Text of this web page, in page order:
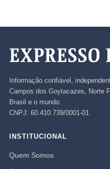
Informação confiável,
Campos dos Goytacazes, Norte
Brasil e o mundo.
CNPJ: 60.410.739/0001-01
INSTITUCIONAL
Quem Somos